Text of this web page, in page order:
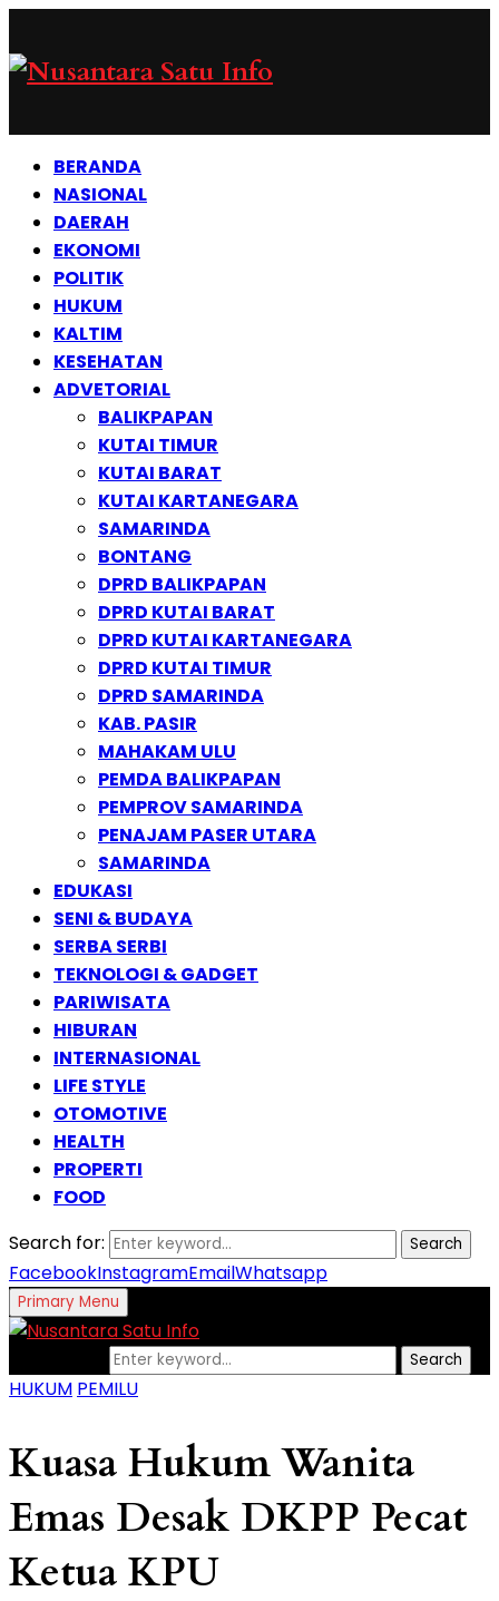
BERANDA
NASIONAL
DAERAH
EKONOMI
POLITIK
HUKUM
KALTIM
KESEHATAN
ADVETORIAL
BALIKPAPAN
KUTAI TIMUR
KUTAI BARAT
KUTAI KARTANEGARA
SAMARINDA
BONTANG
DPRD BALIKPAPAN
DPRD KUTAI BARAT
DPRD KUTAI KARTANEGARA
DPRD KUTAI TIMUR
DPRD SAMARINDA
KAB. PASIR
MAHAKAM ULU
PEMDA BALIKPAPAN
PEMPROV SAMARINDA
PENAJAM PASER UTARA
SAMARINDA
EDUKASI
SENI & BUDAYA
SERBA SERBI
TEKNOLOGI & GADGET
PARIWISATA
HIBURAN
INTERNASIONAL
LIFE STYLE
OTOMOTIVE
HEALTH
PROPERTI
FOOD
Search for:
Search
FacebookInstagramEmailWhatsapp
Primary Menu
Search
HUKUM PEMILU
Kuasa Hukum Wanita
Emas Desak DKPP Pecat
Ketua KPU